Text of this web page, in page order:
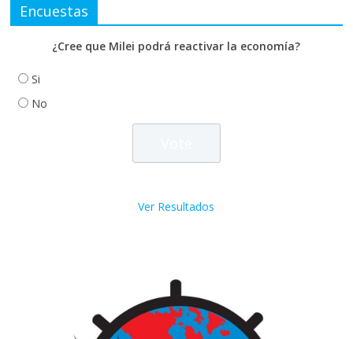
Encuestas
¿Cree que Milei podrá reactivar la economía?
Si
No
Ver Resultados